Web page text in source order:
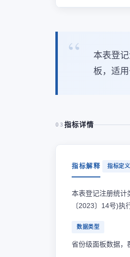
本表登
板，适
03 指标详情
指标解释 指标定义
本表登记注册统计
〔2023〕14号)执
数据类型
省份级面板数据，